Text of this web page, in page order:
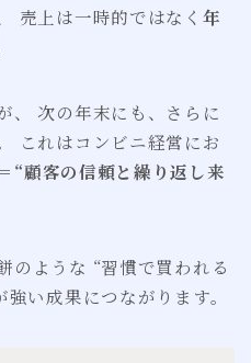
売上は一時的ではなく 年
、 次の年末にも、さらに
これはコンビニ経営にお
“顧客の信頼と繰り返し来
のような “習慣で買われる
い成果につながります。